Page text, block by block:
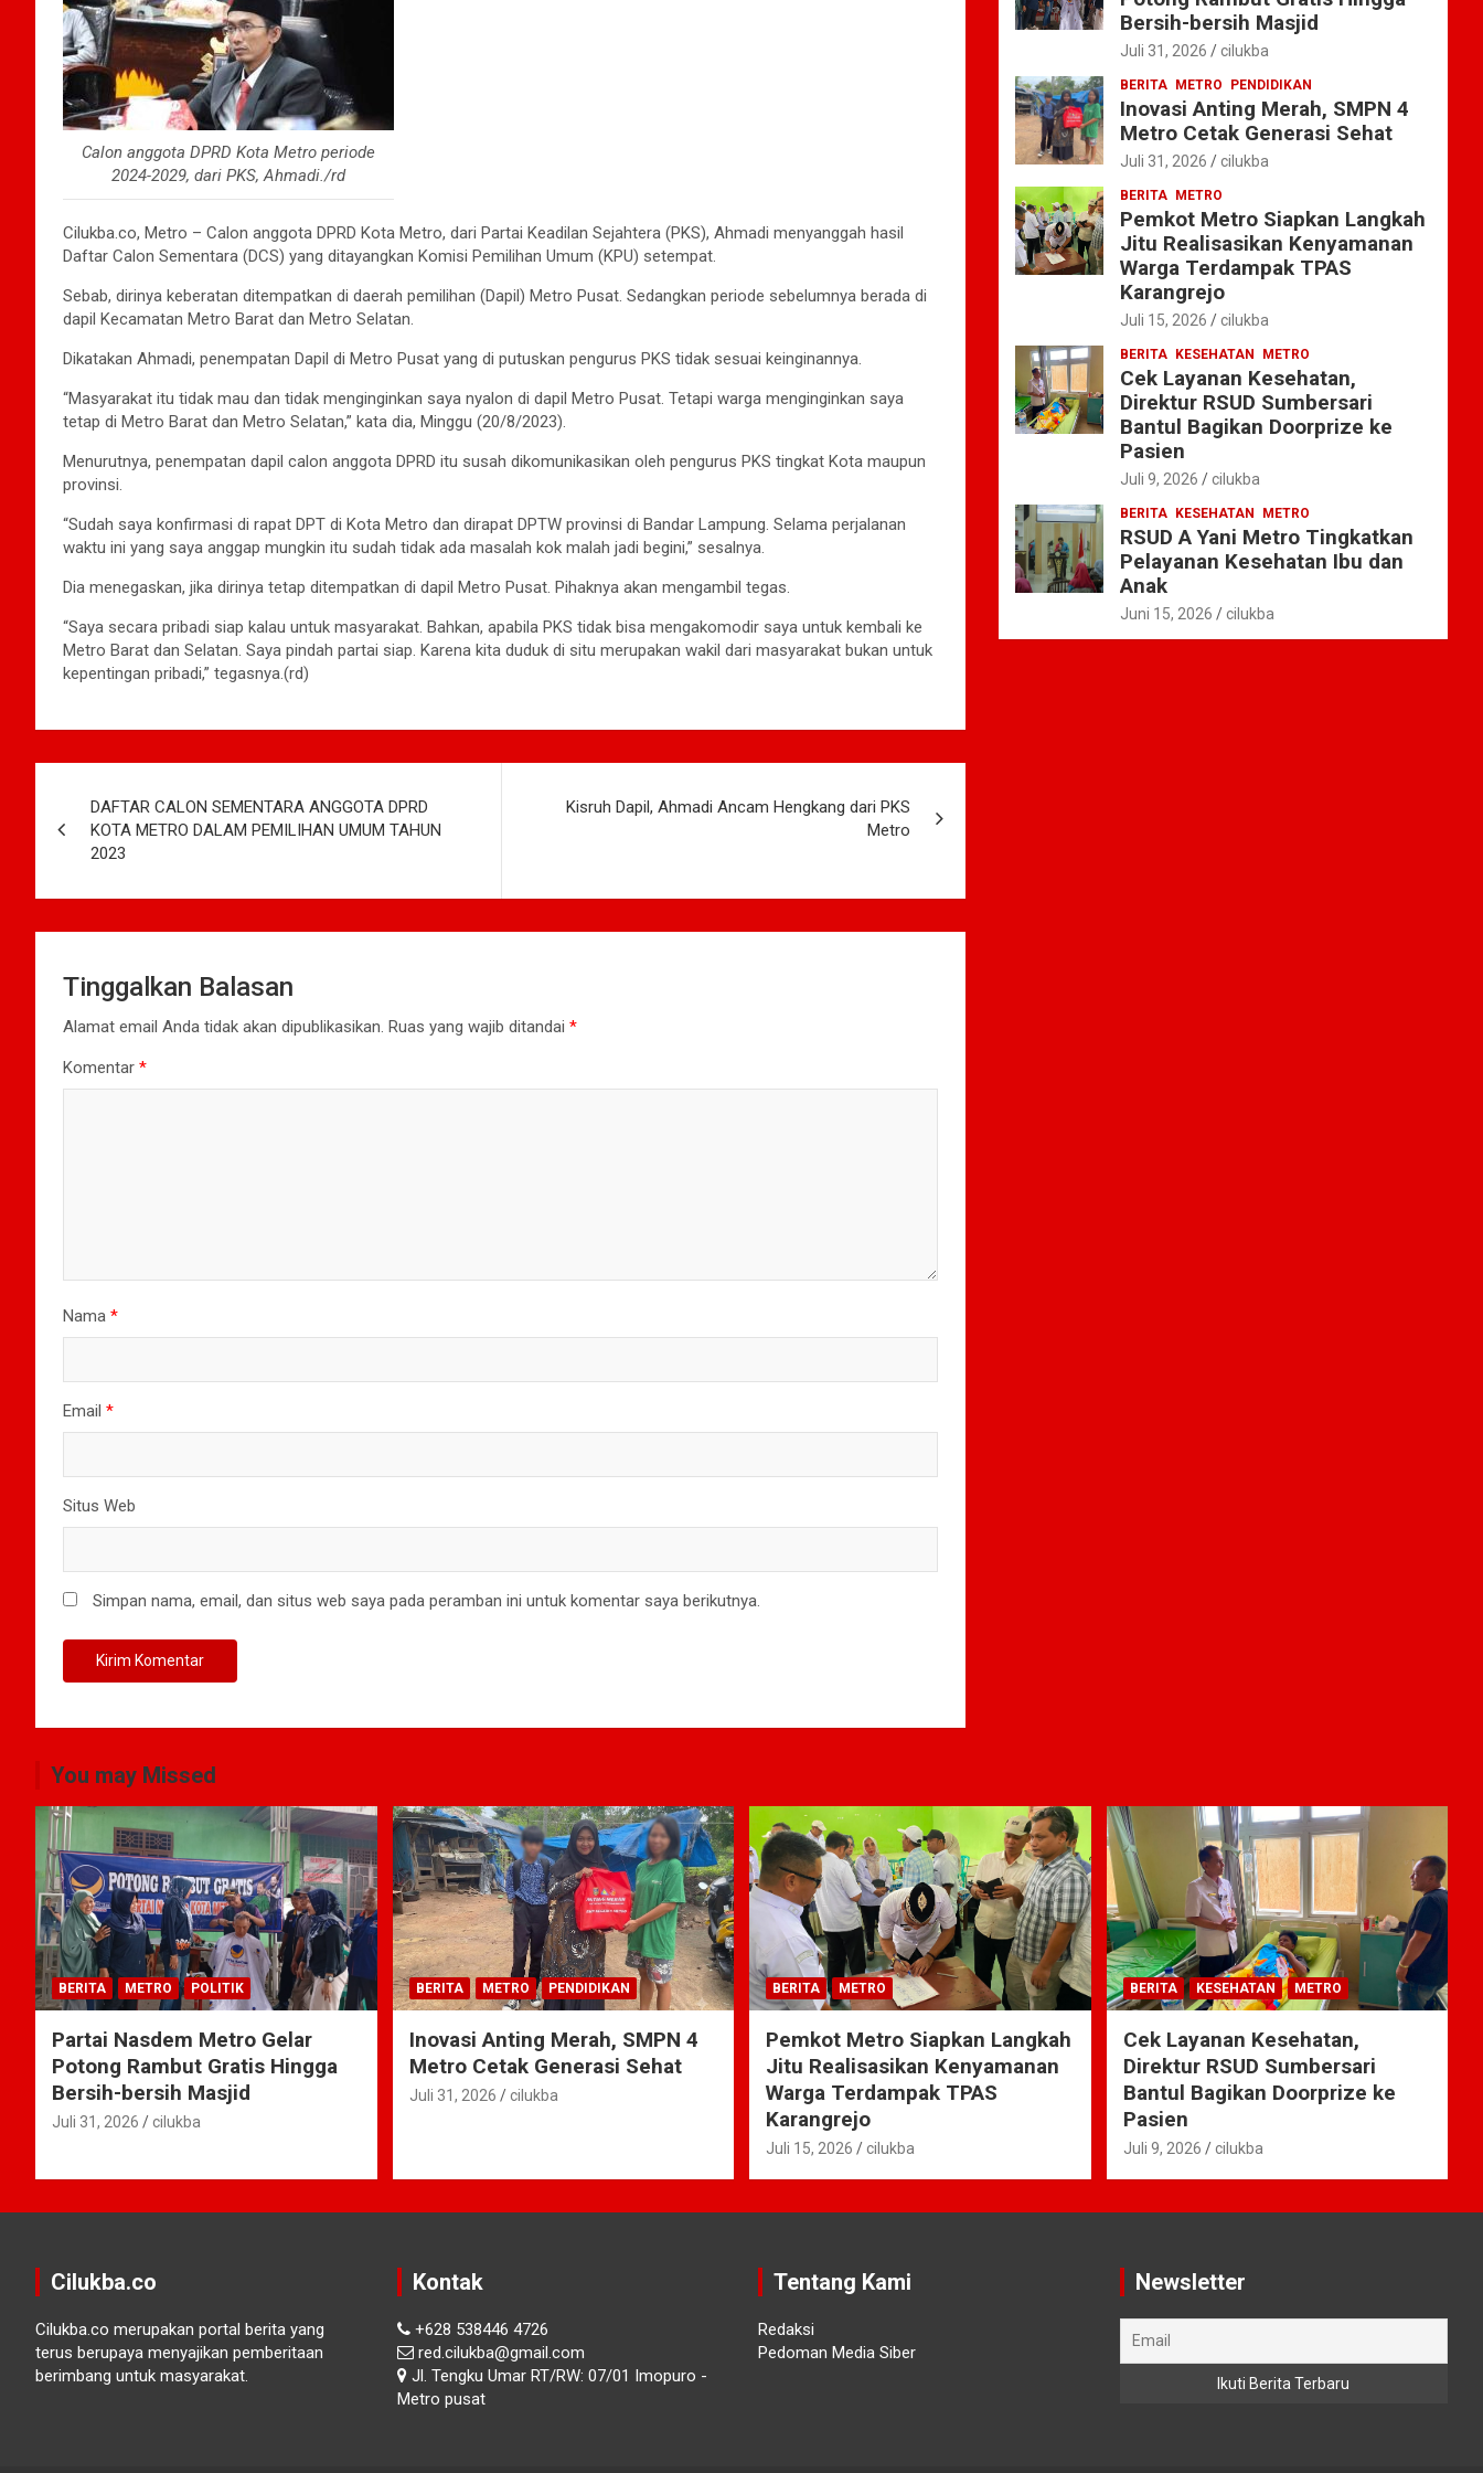
Calon anggota DPRD Kota Metro periode
2024-2029, dari PKS, Ahmadi./rd
Cilukba.co, Metro – Calon anggota DPRD Kota Metro, dari Partai Keadilan Sejahtera (PKS), Ahmadi menyanggah hasil
Daftar Calon Sementara (DCS) yang ditayangkan Komisi Pemilihan Umum (KPU) setempat.
Sebab, dirinya keberatan ditempatkan di daerah pemilihan (Dapil) Metro Pusat. Sedangkan periode sebelumnya berada di
dapil Kecamatan Metro Barat dan Metro Selatan.
Dikatakan Ahmadi, penempatan Dapil di Metro Pusat yang di putuskan pengurus PKS tidak sesuai keinginannya.
“Masyarakat itu tidak mau dan tidak menginginkan saya nyalon di dapil Metro Pusat. Tetapi warga menginginkan saya
tetap di Metro Barat dan Metro Selatan,” kata dia, Minggu (20/8/2023).
Menurutnya, penempatan dapil calon anggota DPRD itu susah dikomunikasikan oleh pengurus PKS tingkat Kota maupun
provinsi.
“Sudah saya konfirmasi di rapat DPT di Kota Metro dan dirapat DPTW provinsi di Bandar Lampung. Selama perjalanan
waktu ini yang saya anggap mungkin itu sudah tidak ada masalah kok malah jadi begini,” sesalnya.
Dia menegaskan, jika dirinya tetap ditempatkan di dapil Metro Pusat. Pihaknya akan mengambil tegas.
“Saya secara pribadi siap kalau untuk masyarakat. Bahkan, apabila PKS tidak bisa mengakomodir saya untuk kembali ke
Metro Barat dan Selatan. Saya pindah partai siap. Karena kita duduk di situ merupakan wakil dari masyarakat bukan untuk
kepentingan pribadi,” tegasnya.(rd)
pos
DAFTAR CALON SEMENTARA ANGGOTA DPRD
KOTA METRO DALAM PEMILIHAN UMUM TAHUN
2023
Kisruh Dapil, Ahmadi Ancam Hengkang dari PKS
Metro
Tinggalkan Balasan
Alamat email Anda tidak akan dipublikasikan. Ruas yang wajib ditandai *
Komentar *
Nama *
Email *
Situs Web
Simpan nama, email, dan situs web saya pada peramban ini untuk komentar saya berikutnya.
Bersih-bersih Masjid
Juli 31, 2026 cilukba
BERITA METRO PENDIDIKAN
Inovasi Anting Merah, SMPN 4
Metro Cetak Generasi Sehat
Juli 31, 2026 cilukba
BERITA METRO
Pemkot Metro Siapkan Langkah
Jitu Realisasikan Kenyamanan
Warga Terdampak TPAS
Karangrejo
Juli 15, 2026 cilukba
BERITA KESEHATAN METRO
Cek Layanan Kesehatan,
Direktur RSUD Sumbersari
Bantul Bagikan Doorprize ke
Pasien
Juli 9, 2026 cilukba
BERITA KESEHATAN METRO
RSUD A Yani Metro Tingkatkan
Pelayanan Kesehatan Ibu dan
Anak
Juni 15, 2026 cilukba
You may Missed
BERITA METRO POLITIK
Partai Nasdem Metro Gelar
Potong Rambut Gratis Hingga
Bersih-bersih Masjid
Juli 31, 2026 cilukba
BERITA METRO PENDIDIKAN
Inovasi Anting Merah, SMPN 4
Metro Cetak Generasi Sehat
Juli 31, 2026 cilukba
BERITA METRO
Pemkot Metro Siapkan Langkah
Jitu Realisasikan Kenyamanan
Warga Terdampak TPAS
Karangrejo
Juli 15, 2026 cilukba
BERITA KESEHATAN METRO
Cek Layanan Kesehatan,
Direktur RSUD Sumbersari
Bantul Bagikan Doorprize ke
Pasien
Juli 9, 2026 cilukba
Cilukba.co
Cilukba.co merupakan portal berita yang
terus berupaya menyajikan pemberitaan
berimbang untuk masyarakat.
Kontak
+628 538446 4726
red.cilukba@gmail.com
Jl. Tengku Umar RT/RW: 07/01 Imopuro -
Metro pusat
Tentang Kami
Redaksi
Pedoman Media Siber
Newsletter